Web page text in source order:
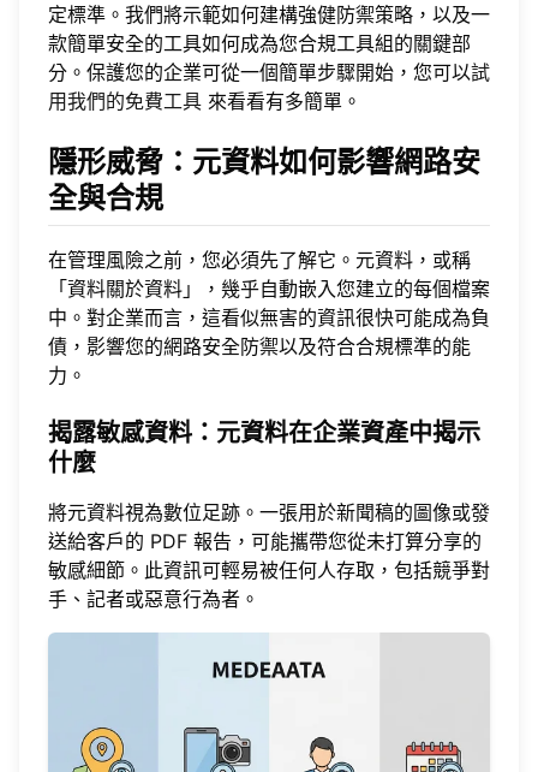
定標準。我們將示範如何建構強健防禦策略，以及一
款簡單安全的工具如何成為您合規工具組的關鍵部
分。保護您的企業可從一個簡單步驟開始，您可以試
用我們的免費工具 來看看有多簡單。
隱形威脅：元資料如何影響網路安
全與合規
在管理風險之前，您必須先了解它。元資料，或稱
「資料關於資料」，幾乎自動嵌入您建立的每個檔案
中。對企業而言，這看似無害的資訊很快可能成為負
債，影響您的網路安全防禦以及符合合規標準的能
力。
揭露敏感資料：元資料在企業資產中揭示
什麼
將元資料視為數位足跡。一張用於新聞稿的圖像或發
送給客戶的 PDF 報告，可能攜帶您從未打算分享的
敏感細節。此資訊可輕易被任何人存取，包括競爭對
手、記者或惡意行為者。